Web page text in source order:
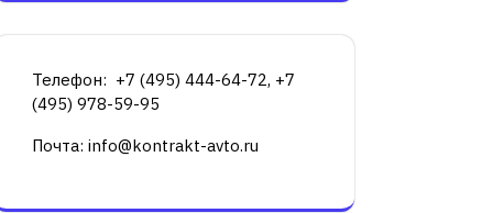
Телефон: +7 (495) 444-64-72, +7
(495) 978-59-95
Почта: info@kontrakt-avto.ru